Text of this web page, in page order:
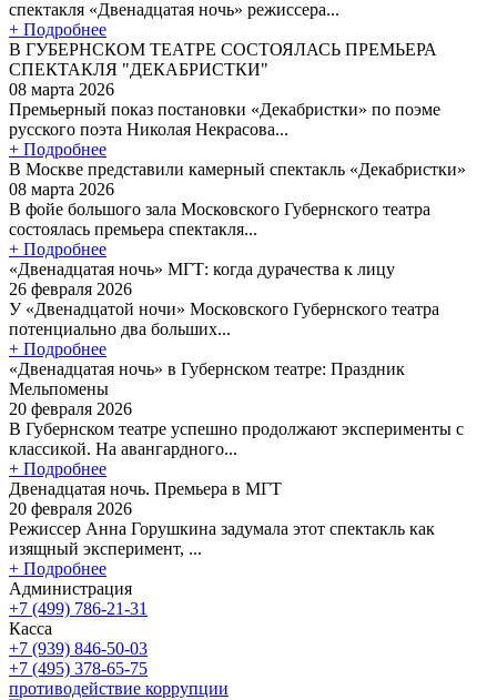
спектакля «Двенадцатая ночь» режиссера...
+ Подробнее
В ГУБЕРНСКОМ ТЕАТРЕ СОСТОЯЛАСЬ ПРЕМЬЕРА
СПЕКТАКЛЯ "ДЕКАБРИСТКИ"
08 марта 2026
Премьерный показ постановки «Декабристки» по поэме
русского поэта Николая Некрасова...
+ Подробнее
В Москве представили камерный спектакль «Декабристки»
08 марта 2026
В фойе большого зала Московского Губернского театра
состоялась премьера спектакля...
+ Подробнее
«Двенадцатая ночь» МГТ: когда дурачества к лицу
26 февраля 2026
У «Двенадцатой ночи» Московского Губернского театра
потенциально два больших...
+ Подробнее
«Двенадцатая ночь» в Губернском театре: Праздник
Мельпомены
20 февраля 2026
В Губернском театре успешно продолжают эксперименты с
классикой. На авангардного...
+ Подробнее
Двенадцатая ночь. Премьера в МГТ
20 февраля 2026
Режиссер Анна Горушкина задумала этот спектакль как
изящный эксперимент, ...
+ Подробнее
Администрация
+7 (499) 786-21-31
Касса
+7 (939) 846-50-03
+7 (495) 378-65-75
противодействие коррупции